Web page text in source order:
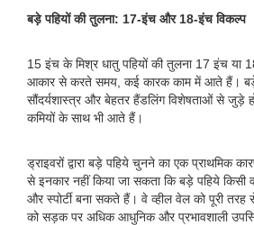
बड़े पहियों की तुलना: 17-इंच और 18-इंच विकल्प
15 इंच के मिश्र धातु पहियों की तुलना 17 इंच या
आकार से करते समय, कई कारक काम में आते हैं।
सौंदर्यशास्त्र और बेहतर हैंडलिंग विशेषताओं से जुड़े
कमियों के साथ भी आते हैं।
ड्राइवरों द्वारा बड़े पहिये चुनने का एक प्राथमिक
से इनकार नहीं किया जा सकता कि बड़े पहिये
और स्पोर्टी बना सकते हैं। वे व्हील वेल को पूरी
को सड़क पर अधिक आधुनिक और प्रभावशाली